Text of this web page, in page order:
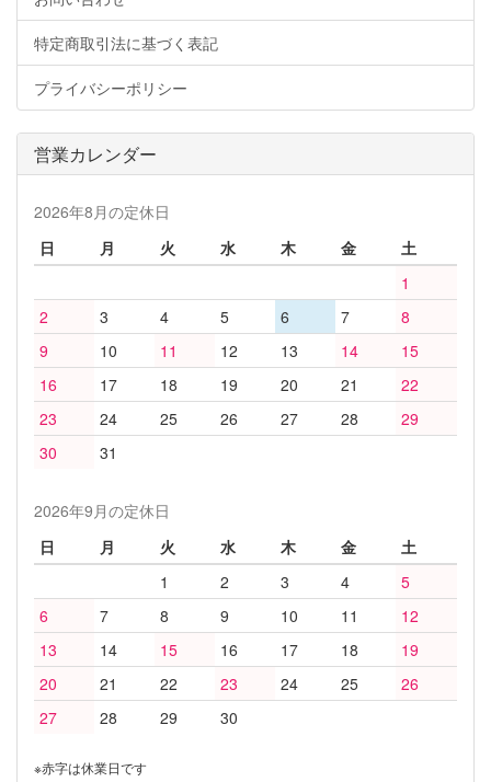
特定商取引法に基づく表記
プライバシーポリシー
営業カレンダー
2026年8月の定休日
日
月 火 水 木 金
土
1
2
3 4 5 6 7
8
9
10 11 12 13 14
15
16
17 18 19 20 21
22
23
24 25 26 27 28
29
30
31
2026年9月の定休日
日
月 火 水 木 金
土
1
2 3 4
5
6
7 8 9 10 11
12
13
14 15 16 17 18
19
20
21 22 23 24 25
26
27
28 29 30
※赤字は休業日です